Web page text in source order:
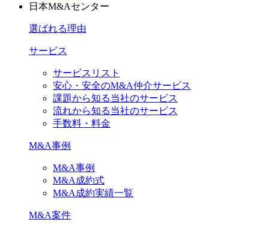
日本M&Aセンター
選ばれる理由
サービス
サービスリスト
安心・安全のM&A仲介サービス
課題から知る当社のサービス
流れから知る当社のサービス
手数料・料金
M&A事例
M&A事例
M&A成約式
M&A成約実績一覧
M&A案件